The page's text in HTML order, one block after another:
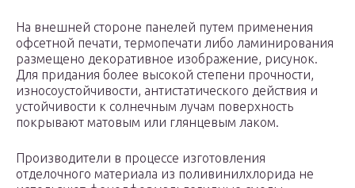
На внешней стороне панелей путем применения
офсетной печати, термопечати либо ламинирования
размещено декоративное изображение, рисунок.
Для придания более высокой степени прочности,
износоустойчивости, антистатического действия и
устойчивости к солнечным лучам поверхность
покрывают матовым или глянцевым лаком.
Производители в процессе изготовления
отделочного материала из поливинилхлорида не